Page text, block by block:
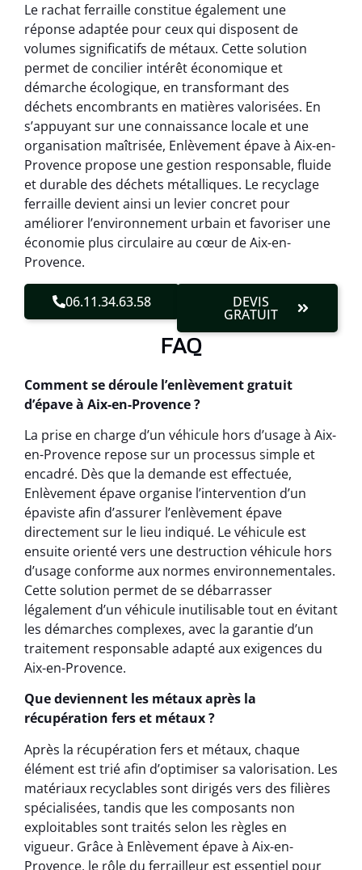
Le rachat ferraille constitue également une
réponse adaptée pour ceux qui disposent de
volumes significatifs de métaux. Cette solution
permet de concilier intérêt économique et
démarche écologique, en transformant des
déchets encombrants en matières valorisées. En
s’appuyant sur une connaissance locale et une
organisation maîtrisée, Enlèvement épave à Aix-en-
Provence propose une gestion responsable, fluide
et durable des déchets métalliques. Le recyclage
ferraille devient ainsi un levier concret pour
améliorer l’environnement urbain et favoriser une
économie plus circulaire au cœur de Aix-en-
Provence.
06.11.34.63.58 DEVIS
GRATUIT
FAQ
Comment se déroule l’enlèvement gratuit
d’épave à Aix-en-Provence ?
La prise en charge d’un véhicule hors d’usage à Aix-
en-Provence repose sur un processus simple et
encadré. Dès que la demande est effectuée,
Enlèvement épave organise l’intervention d’un
épaviste afin d’assurer l’enlèvement épave
directement sur le lieu indiqué. Le véhicule est
ensuite orienté vers une destruction véhicule hors
d’usage conforme aux normes environnementales.
Cette solution permet de se débarrasser
légalement d’un véhicule inutilisable tout en évitant
les démarches complexes, avec la garantie d’un
traitement responsable adapté aux exigences du
Aix-en-Provence.
Que deviennent les métaux après la
récupération fers et métaux ?
Après la récupération fers et métaux, chaque
élément est trié afin d’optimiser sa valorisation. Les
matériaux recyclables sont dirigés vers des filières
spécialisées, tandis que les composants non
exploitables sont traités selon les règles en
vigueur. Grâce à Enlèvement épave à Aix-en-
Provence, le rôle du ferrailleur est essentiel pour